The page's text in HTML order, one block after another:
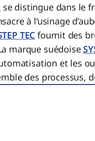
se distingue dans le
à l’usinage
TEC fournit des
marque suédoise
et les
des processus,